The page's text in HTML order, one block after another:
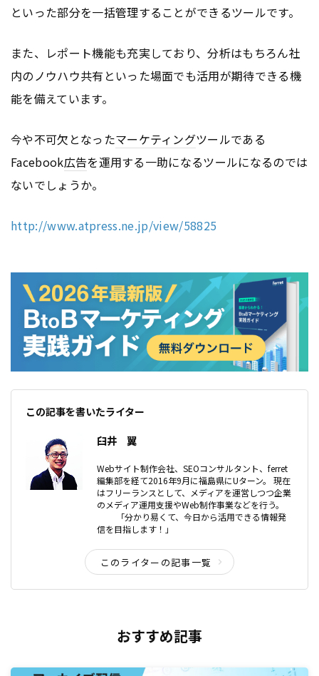
といった部分を一括管理することができるツールです。
また、レポート機能も充実しており、分析はもちろん社
内のノウハウ共有といった場面でも活用が期待できる機
能を備えています。
今や不可欠となったマーケティングツールである
Facebook広告を運用する一助になるツールになるのでは
ないでしょうか。
http://www.atpress.ne.jp/view/58825
この記事を書いたライター
臼井 翼
Webサイト制作会社、SEOコンサルタント、ferret
編集部を経て2016年9月に福島県にUターン。 現在
はフリーランスとして、メディアを運営しつつ企業
のメディア運用支援やWeb制作事業などを行う。
「分かり易くて、今日から活用できる情報発
信を目指します！」
このライターの記事一覧
おすすめ記事